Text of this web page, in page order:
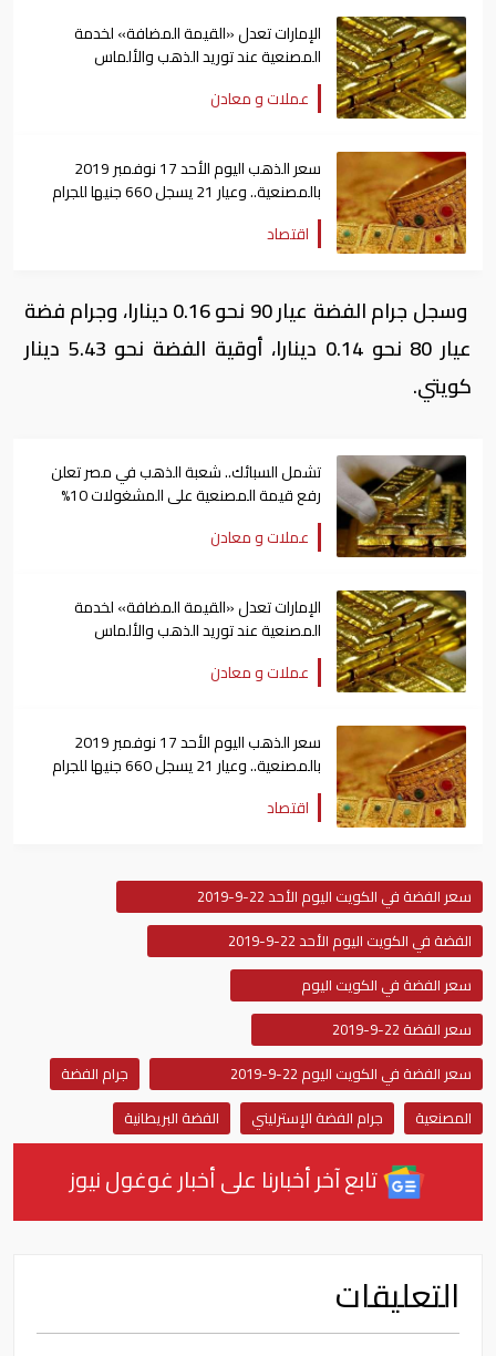
الإمارات تعدل «القيمة المضافة» لخدمة
المصنعية عند توريد الذهب والألماس
عملات و معادن
سعر الذهب اليوم الأحد 17 نوفمبر 2019
بالمصنعية.. وعيار 21 يسجل 660 جنيها للجرام
اقتصاد
وسجل جرام الفضة عيار 90 نحو 0.16 دينارا، وجرام فضة
عيار 80 نحو 0.14 دينارا، أوقية الفضة نحو 5.43 دينار
كويتي.
تشمل السبائك.. شعبة الذهب في مصر تعلن
رفع قيمة المصنعية على المشغولات 10%
عملات و معادن
الإمارات تعدل «القيمة المضافة» لخدمة
المصنعية عند توريد الذهب والألماس
عملات و معادن
سعر الذهب اليوم الأحد 17 نوفمبر 2019
بالمصنعية.. وعيار 21 يسجل 660 جنيها للجرام
اقتصاد
سعر الفضة في الكويت اليوم الأحد 22-9-2019
الفضة في الكويت اليوم الأحد 22-9-2019
سعر الفضة في الكويت اليوم
سعر الفضة 22-9-2019
سعر الفضة في الكويت اليوم 22-9-2019
جرام الفضة
المصنعية
جرام الفضة الإسترليني الفضة البريطانية
تابع آخر أخبارنا على أخبار غوغول نيوز
التعليقات